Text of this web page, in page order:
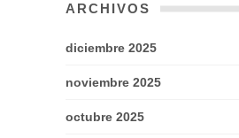
ARCHIVOS
diciembre 2025
noviembre 2025
octubre 2025